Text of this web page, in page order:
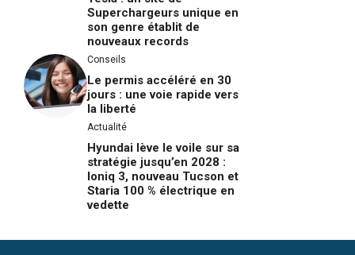
Superchargeurs unique en
son genre établit de
nouveaux records
Conseils
Le permis accéléré en 30
jours : une voie rapide vers
la liberté
Actualité
Hyundai lève le voile sur sa
stratégie jusqu’en 2028 :
Ioniq 3, nouveau Tucson et
Staria 100 % électrique en
vedette